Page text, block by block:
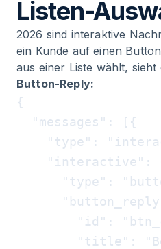
Listen-
2026 sind interaktive
ein Kunde auf einen
aus einer Liste wählt,
Button-Reply:
{
  "messages": [{
"type":
"interactive":
"type":
"id":
"title":